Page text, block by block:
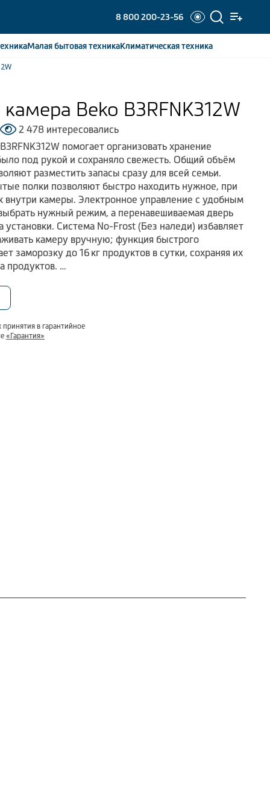
8 800 200-23-56
Малая бытоваятехникаКлиматическаятехника
Beko B3RFNK312W
2 478 интересовались
помогает организовать хранение
под рукой и сохраняло свежесть. Общий объём
разместить запасы сразу для всей семьи.
полки позволяют быстро находить нужное, при
внутри камеры. Электронное управление с удобным
нужный режим, а перенавешиваемая дверь
установки. Система No-Frost (Без наледи) избавляет
камеру вручную; функция быстрого
заморозку до 16 кг продуктов в сутки, сохраняя их
продуктов.
сочетает вместительность и
хранение продуктов стало удобным и
в гарантийное
«Гарантия»